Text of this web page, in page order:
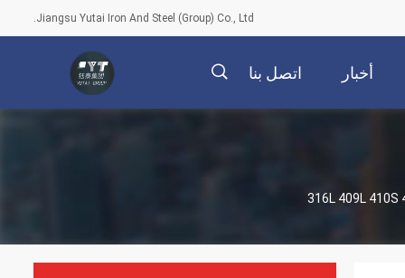
Jiangsu Yutai Iron And Steel (Group) Co., Ltd.
أخبار اتصل بنا